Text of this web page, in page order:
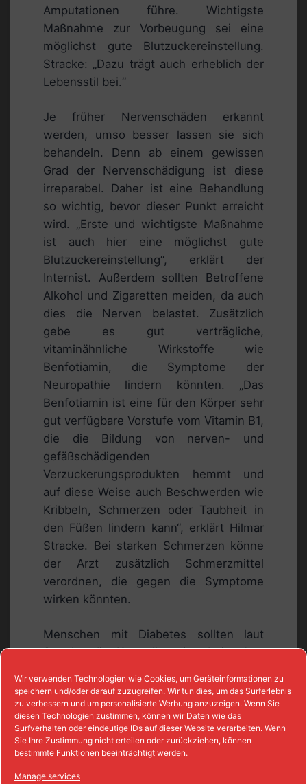
Wir verwenden Technologien wie Cookies, um Geräteinformationen zu
speichern und/oder darauf zuzugreifen. Wir tun dies, um das Surferlebnis
zu verbessern und um personalisierte Werbung anzuzeigen. Wenn Sie
diesen Technologien zustimmen, können wir Daten wie das
Surfverhalten oder eindeutige IDs auf dieser Website verarbeiten. Wenn
Sie Ihre Zustimmung nicht erteilen oder zurückziehen, können
bestimmte Funktionen beeinträchtigt werden.
Manage services
Amputationen führe. Wichtigste
Maßnahme zur Vorbeugung sei eine
möglichst gute Blutzuckereinstellung.
Stracke: „Dazu trägt auch erheblich der
Lebensstil bei.“
Je früher Nervenschäden erkannt
werden, umso besser lassen sie sich
behandeln. Denn ab einem gewissen
Grad der Nervenschädigung ist diese
irreparabel. Daher ist eine Behandlung
so wichtig, bevor dieser Punkt erreicht
wird. „Erste und wichtigste Maßnahme
ist auch hier eine möglichst gute
Blutzuckereinstellung“, erklärt der
Internist. Außerdem sollten Betroffene
Alkohol und Zigaretten meiden, da auch
dies die Nerven belastet. Zusätzlich
gebe es gut verträgliche,
vitaminähnliche Wirkstoffe wie
Benfotiamin, die Symptome der
Neuropathie lindern könnten. „Das
Benfotiamin ist eine für den Körper sehr
gut verfügbare Vorstufe vom Vitamin B1,
die die Bildung von nerven- und
gefäßschädigenden
Verzuckerungsprodukten hemmt und
auf diese Weise auch Beschwerden wie
Kribbeln, Schmerzen oder Taubheit in
den Füßen lindern kann“, erklärt Hilmar
Stracke. Bei starken Schmerzen könne
der Arzt zusätzlich Schmerzmittel
verordnen, die gegen die Symptome
wirken könnten.
Menschen mit Diabetes sollten laut
Stracke die Kontrolltermine beim Arzt
Erkrankung in Schulungen aneignen.
Auch der Anschluss an eine
Selbsthilfegruppe kann eine große Hilfe
sein, um sich mit anderen Betroffenen
auszutauschen und voneinander zu
lernen.